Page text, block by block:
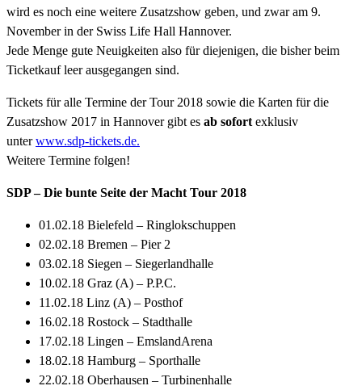
wird es noch eine weitere Zusatzshow geben, und zwar am 9.
November in der Swiss Life Hall Hannover.
Jede Menge gute Neuigkeiten also für diejenigen, die bisher beim
Ticketkauf leer ausgegangen sind.
Tickets für alle Termine der Tour 2018 sowie die Karten für die
Zusatzshow 2017 in Hannover gibt es ab sofort exklusiv
unterwww.sdp-tickets.de.
Weitere Termine folgen!
SDP – Die bunte Seite der Macht Tour 2018
01.02.18 Bielefeld – Ringlokschuppen
02.02.18 Bremen – Pier 2
03.02.18 Siegen – Siegerlandhalle
10.02.18 Graz (A) – P.P.C.
11.02.18 Linz (A) – Posthof
16.02.18 Rostock – Stadthalle
17.02.18 Lingen – EmslandArena
18.02.18 Hamburg – Sporthalle
22.02.18 Oberhausen – Turbinenhalle